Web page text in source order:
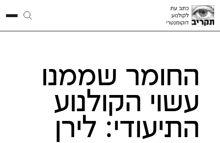
החומר שממנו
עשוי הקולנוע
התיעודי: לירן